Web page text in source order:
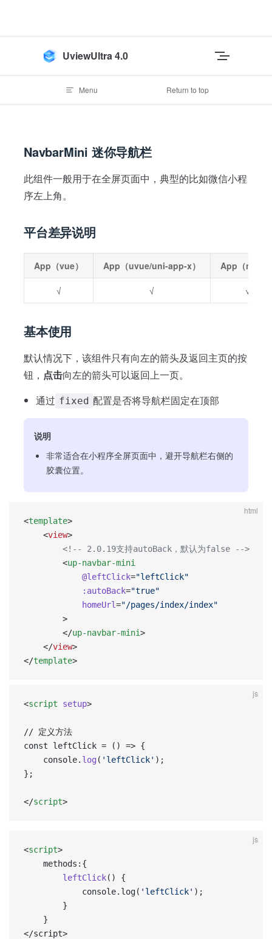
UviewUltra 4.0
Menu Return to top
NavbarMini 迷你导航栏
此组件一般用于在全屏页面中，典型的比如微信小程
序左上角。
平台差异说明
App（vue） App（uvue/uni-app-x） App（nvue
√ √ √
基本使用
默认情况下，该组件只有向左的箭头及返回主页的按
钮， 点击向左的箭头可以返回上一页。
通过 fixed 配置是否将导航栏固定在顶部
说明
非常适合在小程序全屏页面中，避开导航栏右侧的
胶囊位置。
html
<template>
	<
view>
		<!-- 2.0.19支持autoBack，默认为false -->
        <
up-navbar-mini
            @leftClick
="leftClick"
            :autoBack
="true"
            homeUrl
="/pages/index/index"
        >
        </
up-navbar-mini>
	</
view>
</template>
js
<script setup>
// 定义方法
const leftClick = () => {
    console.
log ( 'leftClick' );
};
</script>
js
<script>
    methods:{
        leftClick
() {
            console.log(
'leftClick' );
        }
    }
</script>